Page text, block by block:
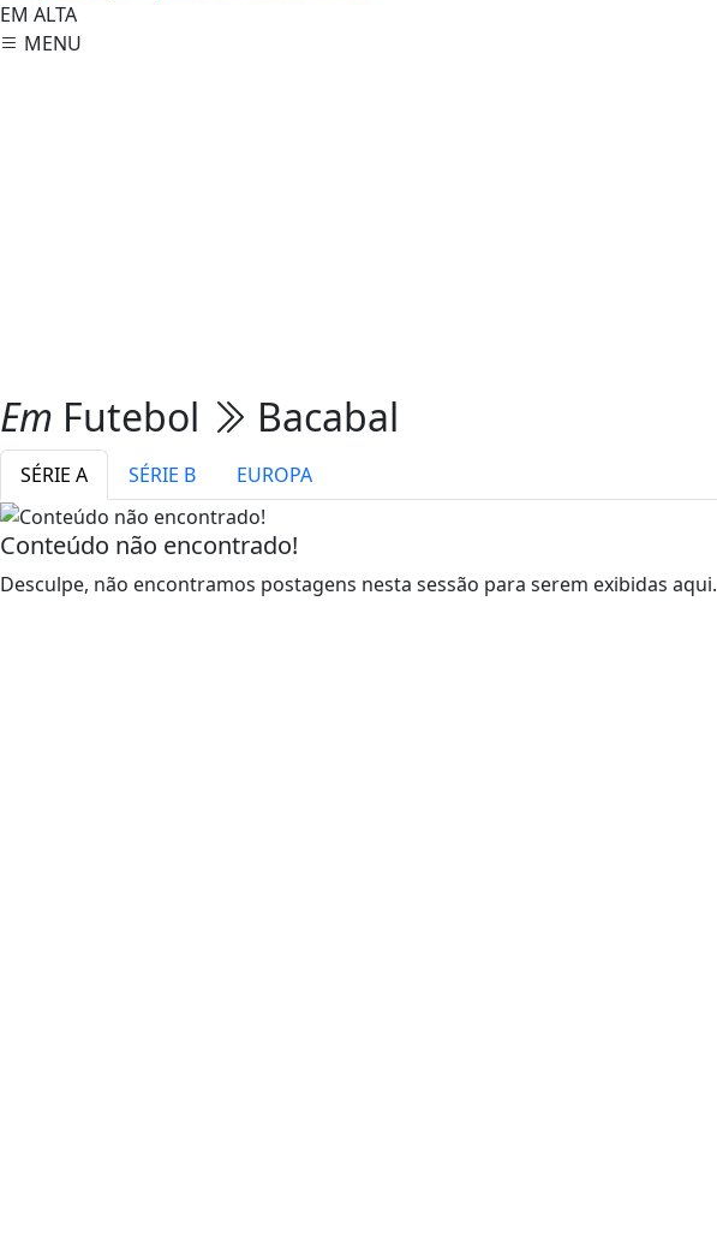
EM ALTA
MENU
Em Futebol Bacabal
SÉRIE A SÉRIE B EUROPA
Conteúdo não encontrado!
Desculpe, não encontramos postagens nesta sessão para serem exibidas aqui.